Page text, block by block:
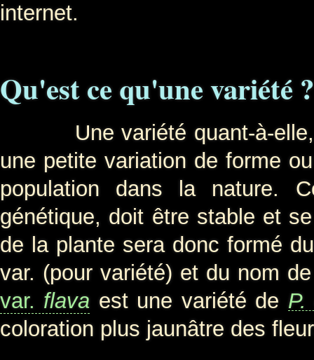
internet.
Qu'est ce qu'une variété ?
Une variété quant-à-elle,
une petite variation de forme
population dans la nature.
génétique, doit être stable et
de la plante sera donc formé
var. (pour variété) et du nom
var. flava est une variété de P.
coloration plus jaunâtre des